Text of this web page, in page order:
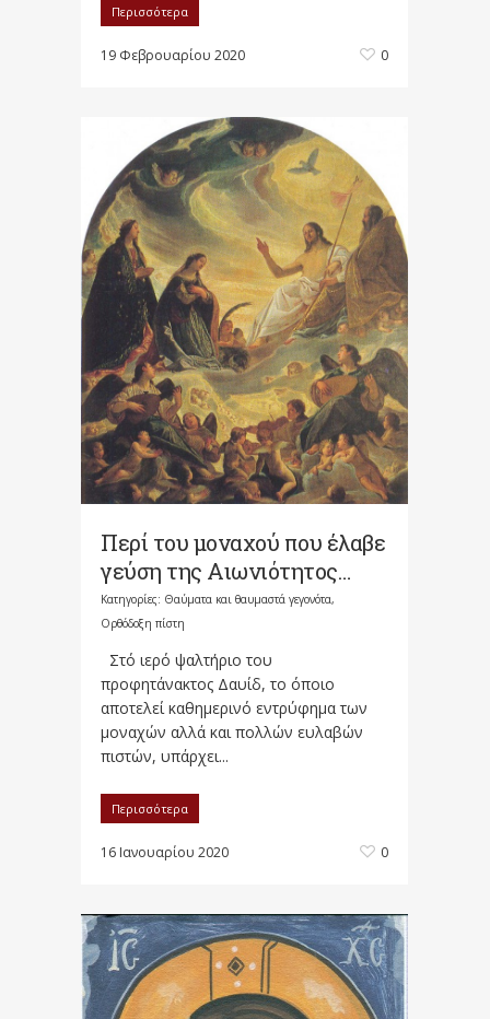
Περισσότερα
19 Φεβρουαρίου 2020 0
Περί του μοναχού που έλαβε
γεύση της Αιωνιότητος…
Κατηγορίες: Θαύματα και θαυμαστά γεγονότα,
Ορθόδοξη πίστη
Στό ιερό ψαλτήριο του
προφητάνακτος Δαυίδ, το όποιο
αποτελεί καθημερινό εντρύφημα των
μοναχών αλλά και πολλών ευλαβών
πιστών, υπάρχει...
Περισσότερα
16 Ιανουαρίου 2020 0